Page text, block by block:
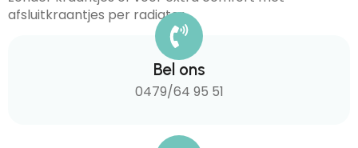
afsluitkraantjes per radiator.
Bel ons
0479/64 95 51